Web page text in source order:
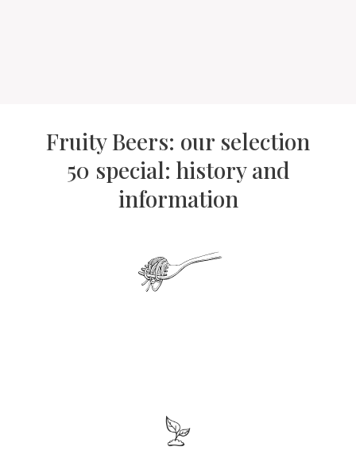
Fruity Beers: our selection
50 special: history and
information